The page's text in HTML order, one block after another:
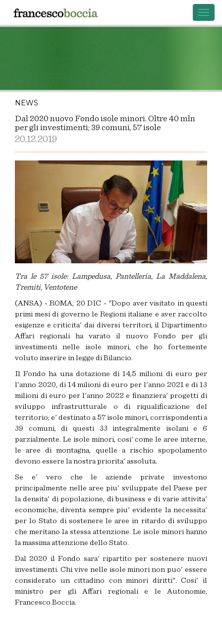
NEWS
Dal 2020 nuovo Fondo isole minori. Oltre 40 mln
per gli investimenti; 39 comuni, 57 isole
20.12.2019
Tra le 57 isole: Lampedusa, Pantelleria, La Maddalena,
Tremiti, Ventotene
(ANSA) - ROMA, 20 DIC - "Dopo aver visitato in questi
primi mesi di governo le Regioni italiane e aver raccolto
esigenze e criticita' dai diversi territori, il Dipartimento
Affari regionali ha varato il nuovo Fondo per gli
investimenti nelle isole minori, che ho fortemente
voluto inserire in legge di Bilancio.
Il Fondo ha una dotazione di 14,5 milioni di euro per
l'anno 2020, di 14 milioni di euro per l'anno 2021 e di 13
milioni di euro per l'anno 2022 e finanziera' progetti di
sviluppo infrastrutturale o di riqualificazione del
territorio; e' destinato a 57 isole minori, corrispondenti a
39 comuni, di questi 33 integralmente isolani e 6
parzialmente. Le isole minori, cosi' come le aree interne,
le aree di montagna, quelle a rischio spopolamento
devono essere la nostra priorita' assoluta.
Se e' vero che le aziende private investono
principalmente nelle aree piu' sviluppate del Paese per
la densita' di popolazione, di business e di varie attivita'
economiche, diventa sempre piu' evidente la necessita'
per lo Stato di sostenere le aree in ritardo di sviluppo
che meritano la stessa attenzione. Le isole minori hanno
la massima attenzione dello Stato.
Dal 2020 il Fondo sara' ripartito per sostenere nuovi
investimenti. Chi vive nelle isole minori non puo' essere
considerato un cittadino con minori diritti". Cosi' il
ministro per gli Affari regionali e le Autonomie,
Francesco Boccia.